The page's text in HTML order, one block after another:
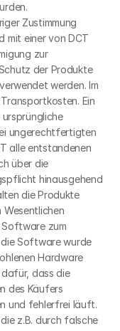
Zustimmung
mit einer von DCT
zur
der Produkte
werden. Im
Ein
ungerechtfertigten
alle entstandenen
über die
hinausgehend
die Produkte
zum
Software wurde
Hardware
dafür, dass die
des Käufers
und fehlerfrei läuft.
z.B. durch falsche